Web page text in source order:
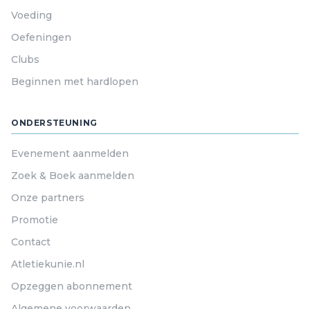
Voeding
Oefeningen
Clubs
Beginnen met hardlopen
ONDERSTEUNING
Evenement aanmelden
Zoek & Boek aanmelden
Onze partners
Promotie
Contact
Atletiekunie.nl
Opzeggen abonnement